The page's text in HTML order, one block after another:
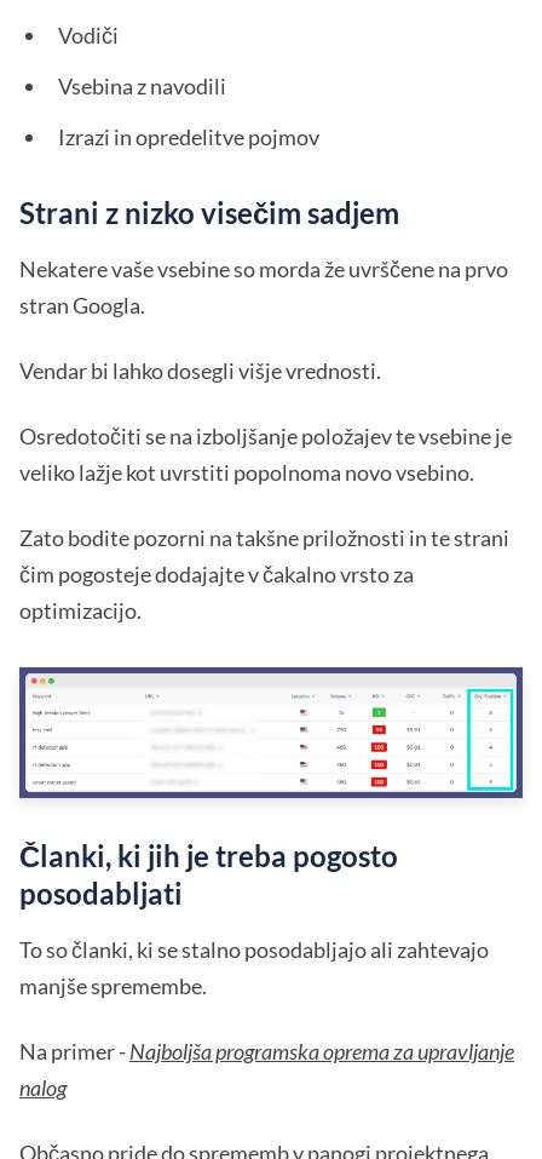
Vodiči
Vsebina z navodili
Izrazi in opredelitve pojmov
Strani z nizko visečim sadjem
Nekatere vaše vsebine so morda že uvrščene na prvo
stran Googla.
Vendar bi lahko dosegli višje vrednosti.
Osredotočiti se na izboljšanje položajev te vsebine je
veliko lažje kot uvrstiti popolnoma novo vsebino.
Zato bodite pozorni na takšne priložnosti in te strani
čim pogosteje dodajajte v čakalno vrsto za
optimizacijo.
Članki, ki jih je treba pogosto
posodabljati
To so članki, ki se stalno posodabljajo ali zahtevajo
manjše spremembe.
Na primer -Najboljša programska oprema za upravljanje
nalog
Občasno pride do sprememb v panogi projektnega